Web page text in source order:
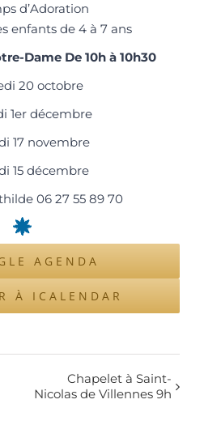
d’Adoration
enfants de 4 à 7 ans
Dame De 10h à 10h30
20 octobre
1er décembre
17 novembre
15 décembre
06 27 55 89 70
AGENDA
À ICALENDAR
Chapelet à Saint-
Nicolas de Villennes 9h